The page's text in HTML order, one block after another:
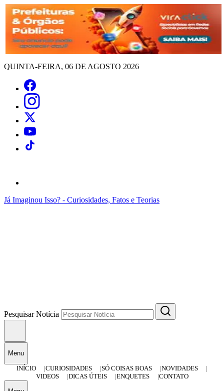
QUINTA-FEIRA, 06 DE AGOSTO 2026
Já Imaginou Isso? - Curiosidades, Fatos e Teorias
Pesquisar Notícia
Menu
INÍCIO
CURIOSIDADES SÓ COISAS BOAS
NOVIDADES
VIDEOS
DICAS ÚTEIS ENQUETES CONTATO